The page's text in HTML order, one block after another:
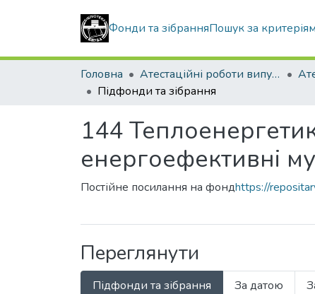
Фонди та зібранняПошук за
Головна Атестаційні роботи випускників
Підфонди та зібрання
144
енергоефективні
Постійне посилання на фондhttps://
Переглянути
Підфонди та зібрання За датою